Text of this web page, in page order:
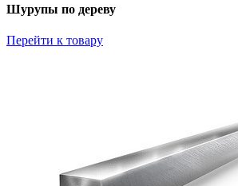
Шурупы по дереву
Перейти к товару